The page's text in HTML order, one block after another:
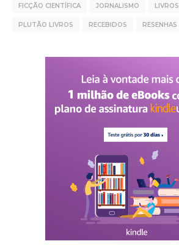
FICÇÃO CIENTÍFICA JORNALISMO LIVROS
PLUTÃO LIVROS RECEBIDOS RESENHAS